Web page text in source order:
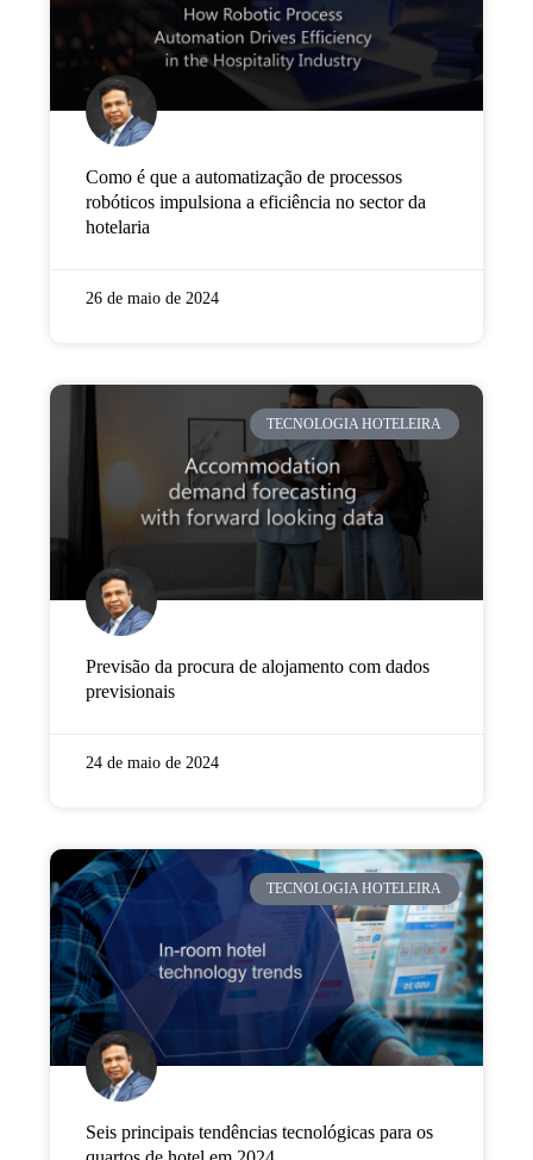
Como é que a automatização de processos
robóticos impulsiona a eficiência no sector da
hotelaria
26 de maio de 2024
TECNOLOGIA HOTELEIRA
Previsão da procura de alojamento com dados
previsionais
24 de maio de 2024
TECNOLOGIA HOTELEIRA
Seis principais tendências tecnológicas para os